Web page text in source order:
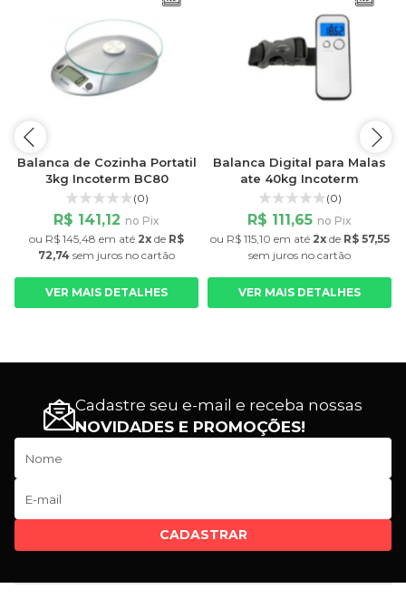
Balanca de Cozinha Portatil
3kg Incoterm BC80
(0)
R$ 141,12 no Pix
ou R$ 145,48 em até 2x de R$
72,74 sem juros no cartão
VER MAIS DETALHES
Balanca Digital para Malas
ate 40kg Incoterm
(0)
R$ 111,65 no Pix
ou R$ 115,10 em até 2xde R$ 57,55
sem juros no cartão
VER MAIS DETALHES
Cadastre seu e-mail e receba nossas
NOVIDADES E PROMOÇÕES!
CADASTRAR